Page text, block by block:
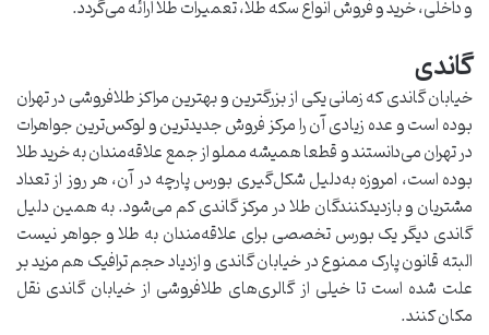
و داخلی، خرید و فروش انواع سکه طلا، تعمیرات طلا ارائه می‌گردد.
گاندی
خیابان گاندی که زمانی یکی از بزرگترین و بهترین مراکز طلافروشی در تهران
بوده است و عده زیادی آن را مرکز فروش جدید‌ترین و لوکس‌ترین جواهرات
در تهران می‌دانستند و قطعا همیشه مملو از جمع علاقه‌مندان به خرید طلا
بوده است، امروزه به‌دلیل شکل‌گیری بورس پارچه در آن، هر روز از تعداد
مشتریان و بازدید‌کنندگان طلا در مرکز گاندی کم می‌شود. به همین دلیل
گاندی دیگر یک بورس تخصصی برای علاقه‌مندان به طلا و جواهر نیست
البته قانون پارک ممنوع در خیابان گاندی و ازدیاد حجم ترافیک هم مزید بر
علت شده است تا خیلی از گالری‌های طلافروشی از خیابان گاندی نقل
مکان کنند.